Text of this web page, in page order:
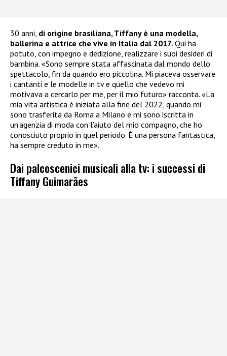
30 anni, di origine brasiliana, Tiffany è una modella,
ballerina e attrice che vive in Italia dal 2017. Qui ha
potuto, con impegno e dedizione, realizzare i suoi desideri di
bambina. «Sono sempre stata affascinata dal mondo dello
spettacolo, fin da quando ero piccolina. Mi piaceva osservare
i cantanti e le modelle in tv e quello che vedevo mi
motivava a cercarlo per me, per il mio futuro» racconta. «La
mia vita artistica è iniziata alla fine del 2022, quando mi
sono trasferita da Roma a Milano e mi sono iscritta in
un’agenzia di moda con l’aiuto del mio compagno, che ho
conosciuto proprio in quel periodo. È una persona fantastica,
ha sempre creduto in me».
Dai palcoscenici musicali alla tv: i successi di
Tiffany Guimarães